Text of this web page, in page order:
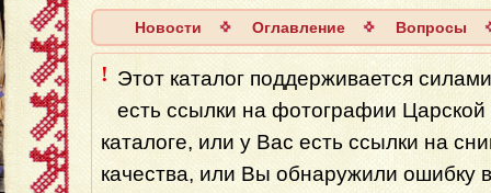
Новости Оглавление Вопросы
! Этот каталог поддерживается
есть ссылки на фотографии
каталоге, или у Вас есть ссылки на
качества, или Вы обнаружили ошибку